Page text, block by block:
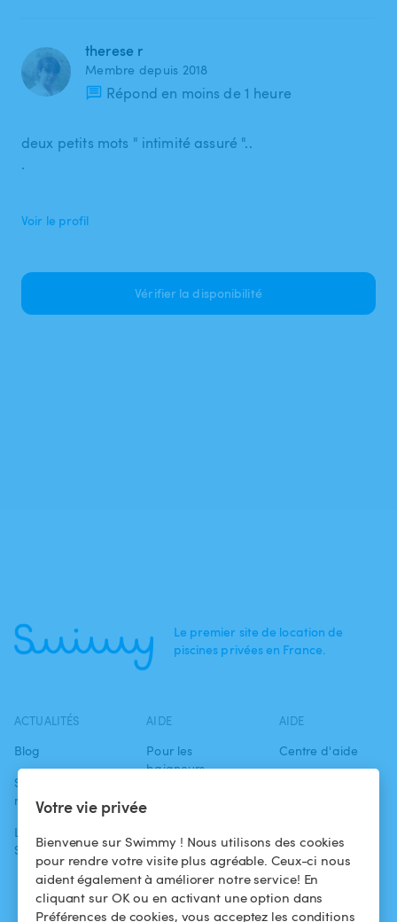
Votre vie privée
Bienvenue sur Swimmy ! Nous utilisons des cookies
pour rendre votre visite plus agréable. Ceux-ci nous
aident également à améliorer notre service! En
cliquant sur OK ou en activant une option dans
Préférences de cookies, vous acceptez les conditions
therese r
Membre depuis 2018
Répond en moins de 1 heure
deux petits mots " intimité assuré "..
.
Voir le profil
Vérifier la disponibilité
Le premier site de location de
piscines privées en France.
ACTUALITÉS
Blog
Swimmy dans les
médias
L'aventure
Swimmy
AIDE
Pour les
baigneurs
Louer ma piscine
Comment ça
marche ?
AIDE
Centre d'aide
confidentialité
Mentions légales